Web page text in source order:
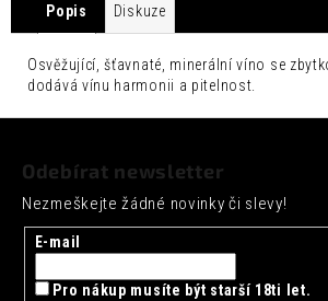
Popis Diskuze
Osvěžující, šťavnaté, minerální víno se
dodává vínu harmonii a pitelnost.
SEICHA
MATCHA
LIMETKA
0,33L
Odebírat newsletter
Nezmeškejte žádné novinky či slevy!
E-mail
Pro nákup musíte být starší 18ti let.